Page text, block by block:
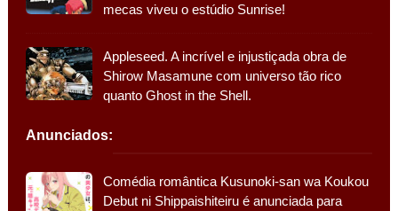
mecas viveu o estúdio Sunrise!
Appleseed. A incrível e injustiçada obra de
Shirow Masamune com universo tão rico
quanto Ghost in the Shell.
Anunciados:
Comédia romântica Kusunoki-san wa Koukou
Debut ni Shippaishiteiru é anunciada para